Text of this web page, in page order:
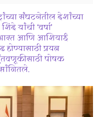
संघटनेतील देशांच्या
यांची ‘वर्षा’
आणि आशियाई
प्रयत्न
पोषक